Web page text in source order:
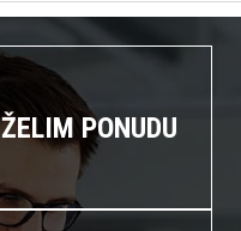
ŽELIM PONUDU